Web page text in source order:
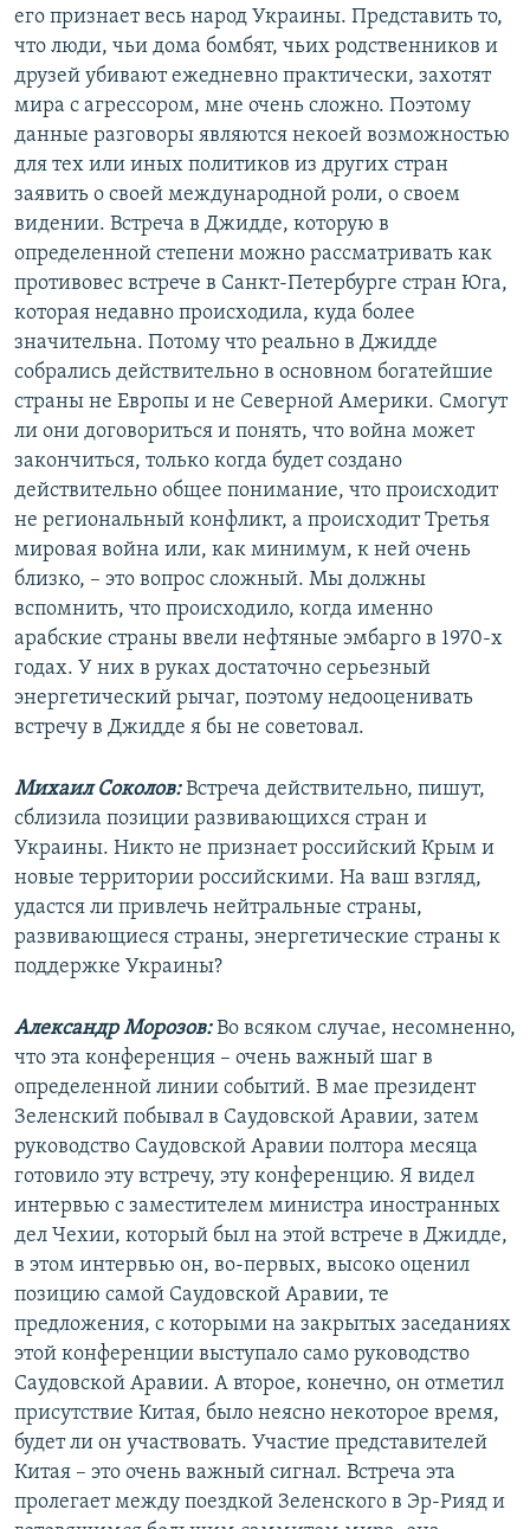
его признает весь народ Украины. Представить то,
что люди, чьи дома бомбят, чьих родственников и
друзей убивают ежедневно практически, захотят
мира с агрессором, мне очень сложно. Поэтому
данные разговоры являются некоей возможностью
для тех или иных политиков из других стран
заявить о своей международной роли, о своем
видении. Встреча в Джидде, которую в
определенной степени можно рассматривать как
противовес встрече в Санкт-Петербурге стран Юга,
которая недавно происходила, куда более
значительна. Потому что реально в Джидде
собрались действительно в основном богатейшие
страны не Европы и не Северной Америки. Смогут
ли они договориться и понять, что война может
закончиться, только когда будет создано
действительно общее понимание, что происходит
не региональный конфликт, а происходит Третья
мировая война или, как минимум, к ней очень
близко, – это вопрос сложный. Мы должны
вспомнить, что происходило, когда именно
арабские страны ввели нефтяные эмбарго в 1970-х
годах. У них в руках достаточно серьезный
энергетический рычаг, поэтому недооценивать
встречу в Джидде я бы не советовал.
Михаил Соколов:Встреча действительно, пишут,
сблизила позиции развивающихся стран и
Украины. Никто не признает российский Крым и
новые территории российскими. На ваш взгляд,
удастся ли привлечь нейтральные страны,
развивающиеся страны, энергетические страны к
поддержке Украины?
Александр Морозов:Во всяком случае, несомненно,
что эта конференция – очень важный шаг в
определенной линии событий. В мае президент
Зеленский побывал в Саудовской Аравии, затем
руководство Саудовской Аравии полтора месяца
готовило эту встречу, эту конференцию. Я видел
интервью с заместителем министра иностранных
дел Чехии, который был на этой встрече в Джидде,
в этом интервью он, во-первых, высоко оценил
позицию самой Саудовской Аравии, те
предложения, с которыми на закрытых заседаниях
этой конференции выступало само руководство
Саудовской Аравии. А второе, конечно, он отметил
присутствие Китая, было неясно некоторое время,
будет ли он участвовать. Участие представителей
Китая – это очень важный сигнал. Встреча эта
пролегает между поездкой Зеленского в Эр-Рияд и